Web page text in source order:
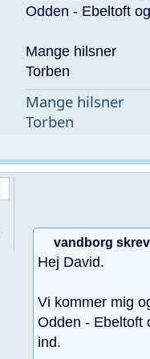
Odden - Ebeltoft
Mange hilsner
Torben
Mange hilsner
Torben
vandborg
Hej David.
Vi kommer mig
Odden - Ebeltoft
ind.